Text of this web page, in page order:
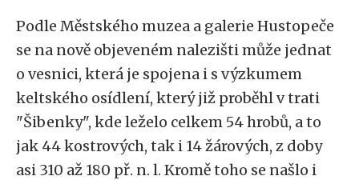
Podle Městského muzea a galerie Hustopeče
se na nově objeveném nalezišti může jednat
o vesnici, která je spojena i s výzkumem
keltského osídlení, který již proběhl v trati
"Šibenky", kde leželo celkem 54 hrobů, a to
jak 44 kostrových, tak i 14 žárových, z doby
asi 310 až 180 př. n. l. Kromě toho se našlo i